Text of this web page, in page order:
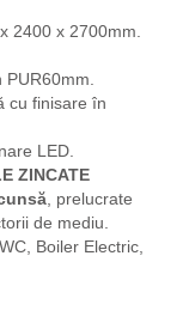
2400 x 2700mm.
cu finisare în
LED.
ZINCATE
, prelucrate
de mediu.
Boiler Electric,